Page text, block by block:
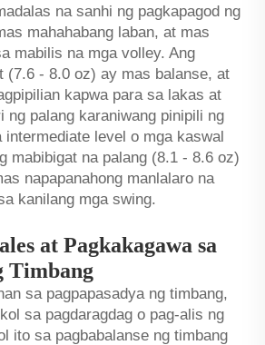
na sanhi ng pagkapagod ng
mahahabang laban, at mas
mabilis na mga volley. Ang
(7.6 - 8.0 oz) ay mas balanse, at
kapwa para sa lakas at
ng palang karaniwang pinipili ng
intermediate level o mga kaswal
mabibigat na palang (8.1 - 8.6 oz)
napapanahong manlalaro na
kanilang mga swing.
at Pagkakagawa sa
Timbang
sa pagpapasadya ng timbang,
sa pagdaragdag o pag-alis ng
ito sa pagbabalanse ng timbang